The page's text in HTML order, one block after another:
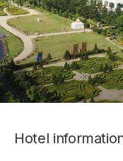
Hotel